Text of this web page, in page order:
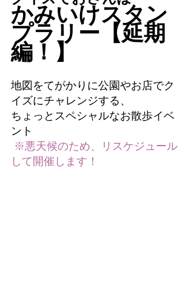
かみいけスタン
プラリー【延期
編！】
地図をてがかりに公園やお店でク
イズにチャレンジする、
ちょっとスペシャルなお散歩イベ
ント
して開催します！